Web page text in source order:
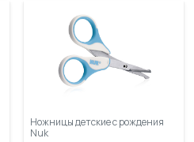
Ножницы детские с рождения
Nuk